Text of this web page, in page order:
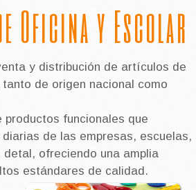
Oficina y Escolar
y distribución de artículos de
de origen nacional como
productos funcionales que
de las empresas, escuelas,
ofreciendo una amplia
estándares de calidad.